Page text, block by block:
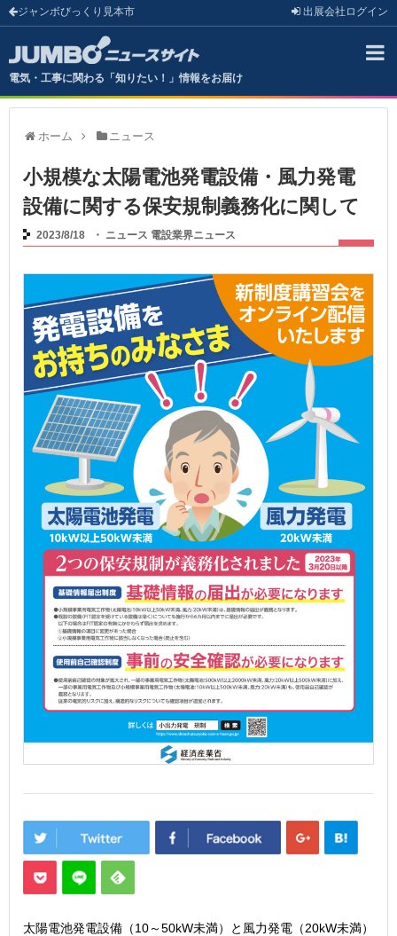
ジャンボびっくり見本市 出展会社 ログイン
電気・工事に関わる「知りたい！」情報をお届け
ホーム ニュース
小規模な太陽電池発電設備・風力発電
設備に関する保安規制義務化に関して
2023/8/18 ・ ニュース 電設業界ニュース
太陽電池発電設備（10～50kW未満）と風力発電（20kW未満）